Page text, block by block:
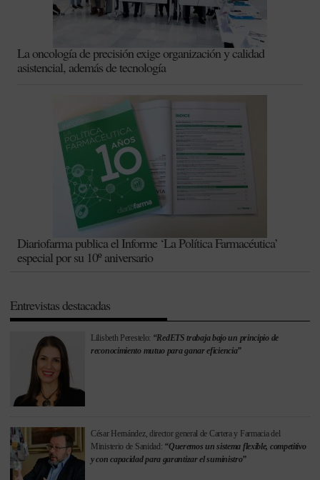
La oncología de precisión exige organización y calidad
asistencial, además de tecnología
Diariofarma publica el Informe ‘La Política Farmacéutica’
especial por su 10º aniversario
Entrevistas destacadas
Lilisbeth Perestelo: “RedETS trabaja bajo un principio de
reconocimiento mutuo para ganar eficiencia”
César Hernández, director general de Cartera y Farmacia del
Ministerio de Sanidad: “Queremos un sistema flexible, competitivo
y con capacidad para garantizar el suministro”